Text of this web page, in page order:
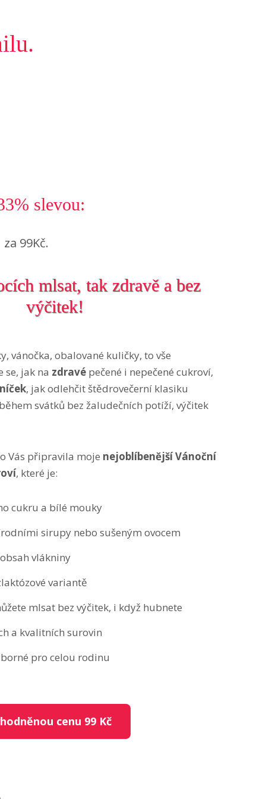
slevou:
99Kč.
mlsat, tak zdravě a bez
výčitek!
vánočka, obalované kuličky, to vše
se, jak na zdravé pečené i nepečené cukroví,
, jak odlehčit štědrovečerní klasiku
svátků bez žaludečních potíží, výčitek
Vás připravila moje nejoblíbenější Vánoční
, které je:
cukru a bílé mouky
sirupy nebo sušeným ovocem
vlákniny
variantě
mlsat bez výčitek, i když hubnete
a kvalitních surovin
pro celou rodinu
cenu 99 Kč